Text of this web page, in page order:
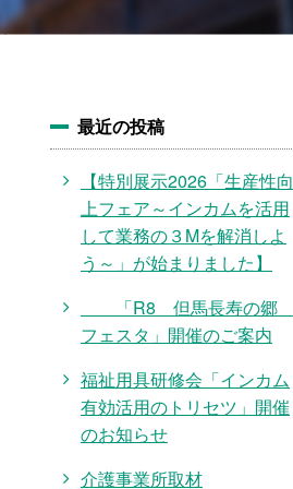
最近の投稿
【特別展示2026「生産性向
上フェア～インカムを活用
して業務の３Mを解消しよ
う～」が始まりました】
「R8 但馬長寿の郷
フェスタ」開催のご案内
福祉用具研修会「インカム
有効活用のトリセツ」開催
のお知らせ
介護事業所取材